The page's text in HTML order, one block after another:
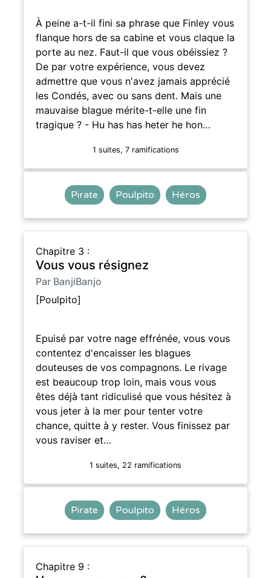
À peine a-t-il fini sa phrase que Finley vous
flanque hors de sa cabine et vous claque la
porte au nez. Faut-il que vous obéissiez ?
De par votre expérience, vous devez
admettre que vous n'avez jamais apprécié
les Condés, avec ou sans dent. Mais une
mauvaise blague mérite-t-elle une fin
tragique ? - Hu has has heter he hon…
1 suites, 7 ramifications
Pirate Poulpito Héros
Chapitre 3 :
Vous vous résignez
Par BanjiBanjo
[Poulpito]
Epuisé par votre nage effrénée, vous vous
contentez d'encaisser les blagues
douteuses de vos compagnons. Le rivage
est beaucoup trop loin, mais vous vous
êtes déjà tant ridiculisé que vous hésitez à
vous jeter à la mer pour tenter votre
chance, quitte à y rester. Vous finissez par
vous raviser et…
1 suites, 22 ramifications
Pirate Poulpito Héros
Chapitre 9 :